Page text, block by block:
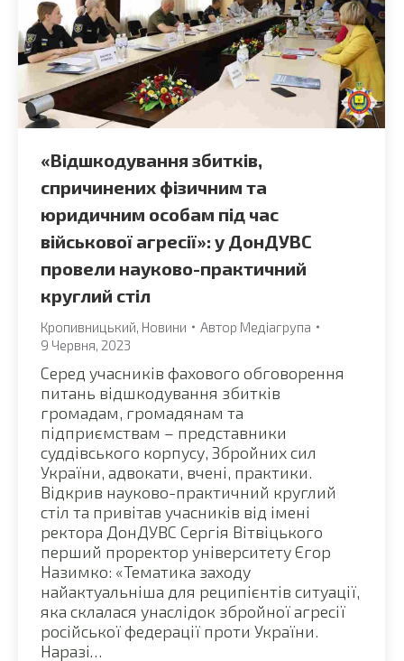
«Відшкодування збитків,
спричинених фізичним та
юридичним особам під час
військової агресії»: у ДонДУВС
провели науково-практичний
круглий стіл
Кропивницький Новини Автор Медіагрупа
9 Червня, 2023
Серед учасників фахового обговорення
питань відшкодування збитків
громадам, громадянам та
підприємствам – представники
суддівського корпусу, Збройних сил
України, адвокати, вчені, практики.
Відкрив науково-практичний круглий
стіл та привітав учасників від імені
ректора ДонДУВС Сергія Вітвіцького
перший проректор університету Єгор
Назимко: «Тематика заходу
найактуальніша для реципієнтів ситуації,
яка склалася унаслідок збройної агресії
російської федерації проти України.
Наразі…